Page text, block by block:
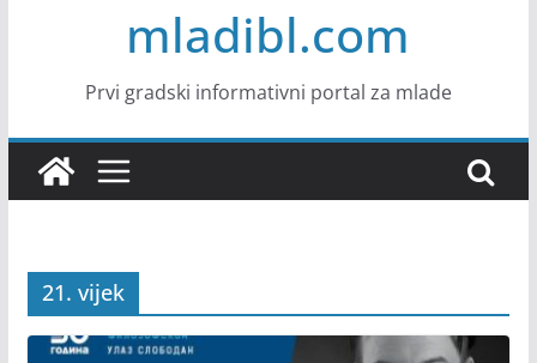
mladibl.com
Prvi gradski informativni portal za mlade
21. vijek